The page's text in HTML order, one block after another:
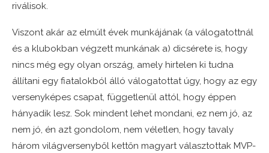
riválisok.
Viszont akár az elmúlt évek munkájának (a válogatottnál
és a klubokban végzett munkának a) dicsérete is, hogy
nincs még egy olyan ország, amely hirtelen ki tudna
állítani egy fiatalokból álló válogatottat úgy, hogy az egy
versenyképes csapat, függetlenül attól, hogy éppen
hányadik lesz. Sok mindent lehet mondani, ez nem jó, az
nem jó, én azt gondolom, nem véletlen, hogy tavaly
három világversenyből kettőn magyart választottak MVP-